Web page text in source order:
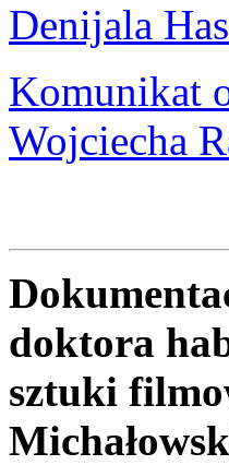
Denijala
Komunikat
Wojciecha
doktora
sztuki